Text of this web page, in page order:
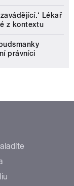
Lékař
z kontextu
právníci